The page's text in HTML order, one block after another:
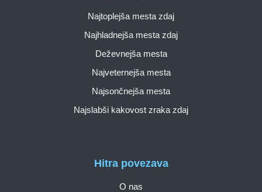
Hitra povezava
O nas
Najtoplejša mesta zdaj
Najhladnejša mesta zdaj
Deževnejša mesta
Najveternejša mesta
Najsončnejša mesta
Najslabši kakovost zraka zdaj